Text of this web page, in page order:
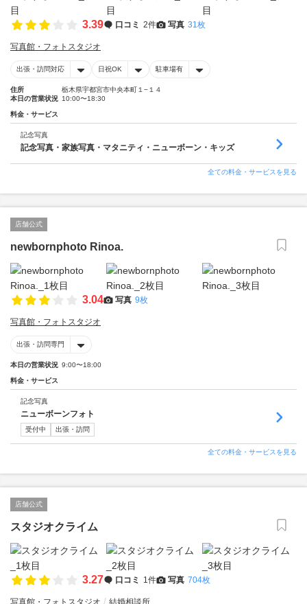
3.39 口コミ 2件 写真 31枚
写真館・フォトスタジオ
出張・訪問対応 日祝OK 駐車場有
住所
栃木県宇都宮市中央本町１−１４
本日の営業状況 10:00〜18:30
料金・サービス
記念写真
記念写真・家族写真・マタニティ・ニューボーン・キッズ
全ての料金・サービスを見る
店舗公式
newbornphoto Rinoa.
3.04 写真 9枚
写真館・フォトスタジオ
出張・訪問専門
本日の営業状況 9:00〜18:00
料金・サービス
記念写真
ニューボーンフォト
受付中 出張・訪問
全ての料金・サービスを見る
店舗公式
スタジオクライム
3.27 口コミ 1件 写真 704枚
写真館・フォトスタジオ 結婚相談所